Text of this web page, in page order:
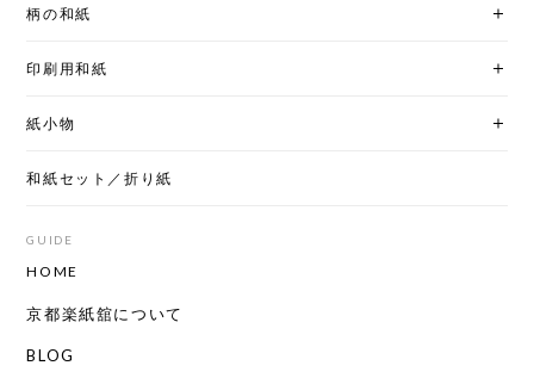
柄の和紙
印刷用和紙
紙小物
和紙セット／折り紙
GUIDE
HOME
京都楽紙舘について
BLOG